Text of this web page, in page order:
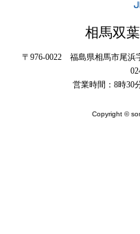
相馬双
〒976-0022 福島県相馬市尾
営業時間：8時30
Copyright ©